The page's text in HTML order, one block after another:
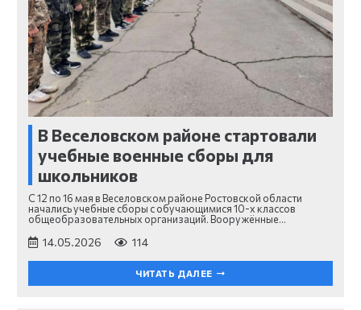
В Веселовском районе стартовали
учебные военные сборы для
школьников
С 12 по 16 мая в Веселовском районе Ростовской области
начались учебные сборы с обучающимися 10-х классов
общеобразовательных организаций. Вооружённые…
14.05.2026 114
ЧИТАТЬ ДАЛЕЕ